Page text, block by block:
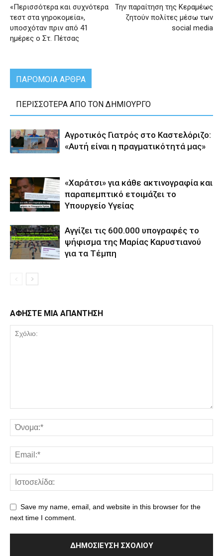
«Περισσότερα και συχνότερα
τεστ στα γηροκομεία»,
υποσχόταν πριν από 41
ημέρες ο Στ. Πέτσας
Την παραίτηση της Κεραμέως
ζητούν πολίτες μέσω των
social media
ΠΑΡΟΜΟΙΑ ΑΡΘΡΑ
ΠΕΡΙΣΣΟΤΕΡΑ ΑΠΟ ΤΟΝ ΔΗΜΙΟΥΡΓΟ
Αγροτικός Γιατρός στο Καστελόριζο:
«Αυτή είναι η πραγματικότητά μας»
«Χαράτσι» για κάθε ακτινογραφία και
παραπεμπτικό ετοιμάζει το
Υπουργείο Υγείας
Αγγίζει τις 600.000 υπογραφές το
ψήφισμα της Μαρίας Καρυστιανού
για τα Τέμπη
ΑΦΗΣΤΕ ΜΙΑ ΑΠΑΝΤΗΣΗ
Save my name, email, and website in this browser for the
next time I comment.